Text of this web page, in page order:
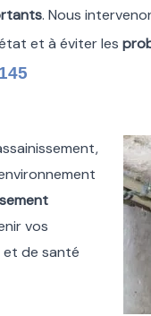
. Nous
et à éviter les
vos
de santé